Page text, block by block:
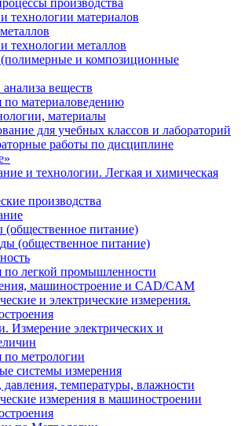
производства
технологии материалов
технологии металлов
и композиционные
веществ
по материаловедению
материалы
для учебных классов и лабораторий
работы по дисциплине
и технологии. Легкая и химическая
производства
(общественное питание)
(общественное питание)
по легкой промышленности
машиностроение и CAD/CAM
и электрические измерения.
Измерение электрических и
по метрологии
системы измерения
давления, температуры, влажности
измерения в машиностроении